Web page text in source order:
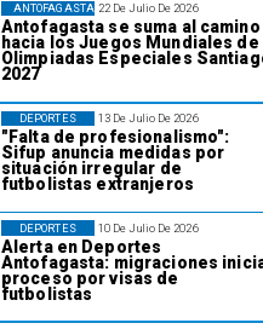
22 De Julio De 2026
Antofagasta se suma al camino
hacia los Juegos Mundiales de
Olimpiadas Especiales
2027
ANTOFAGASTA
13 De Julio De 2026
"Falta de profesionalismo":
Sifup anuncia medidas por
situación irregular de
futbolistas extranjeros
DEPORTES
10 De Julio De 2026
Alerta en Deportes
Antofagasta: migraciones
proceso por visas de
futbolistas
DEPORTES